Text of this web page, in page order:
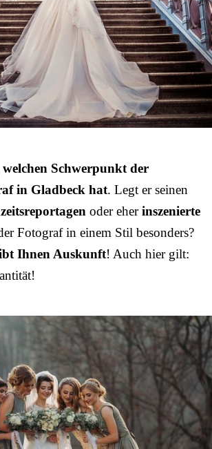
welchen Schwerpunkt der
in Gladbeck hat. Legt er seinen
oder eherinszenierte
Fotograf in einem Stil besonders?
Ihnen Auskunft! Auch hier gilt: